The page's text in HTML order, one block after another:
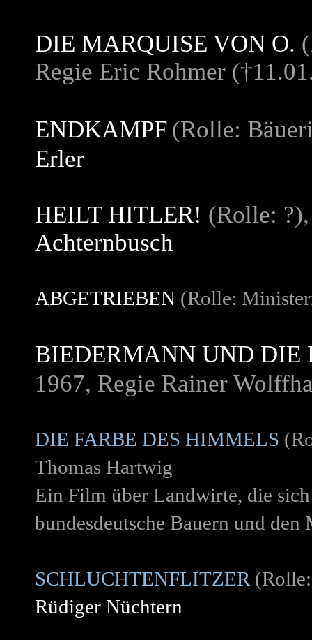
DIE MARQUISE VON O.
Regie Eric Rohmer
ENDKAMPF (Rolle:
Erler
HEILT HITLER! (Rolle:
Achternbusch
ABGETRIEBEN (Rolle:
BIEDERMANN UND DIE
1967, Regie Rainer
DIE FARBE DES HIMMELS
Thomas Hartwig
Ein Film über Landwirte, die
bundesdeutsche Bauern und
SCHLUCHTENFLITZER
Rüdiger Nüchtern